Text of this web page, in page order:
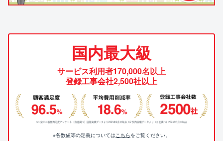
国内最大級
サービス利用者170,000名以上
登録工事会社2,500社以上
※各数値等の定義については こちらをご覧ください。